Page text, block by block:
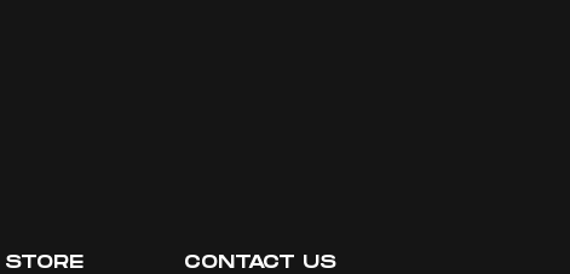
STORE CONTACT US